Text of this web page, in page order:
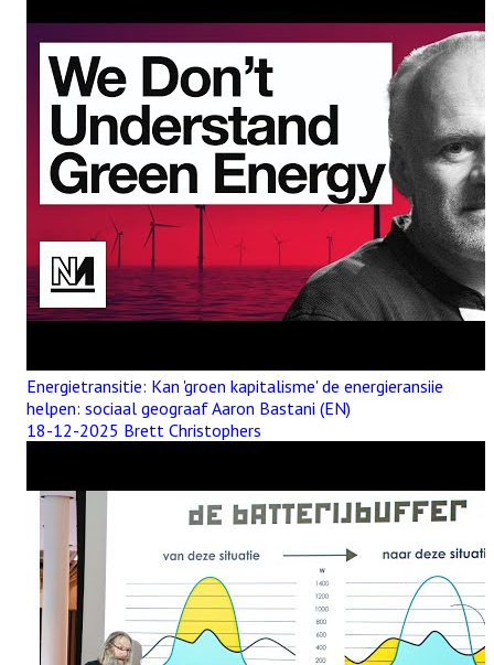
Energietransitie: Kan 'groen kapitalisme' de energieransiie
helpen: sociaal geograaf Aaron Bastani (EN)
18-12-2025 Brett Christophers